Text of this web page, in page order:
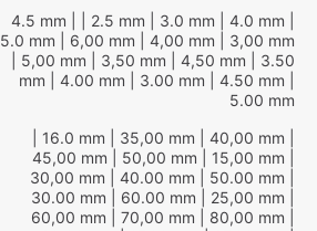
4.5 mm | 2.5 mm | 3.0 mm | 4.0 mm
5.0 mm | 6,00 mm | 4,00 mm | 3,00 mm
| 5,00 mm | 3,50 mm | 4,50 mm | 3.50
mm | 4.00 mm | 3.00 mm | 4.50 mm
5.00 mm
| 16.0 mm | 35,00 mm | 40,00 mm
45,00 mm | 50,00 mm | 15,00 mm
30,00 mm | 40.00 mm | 50.00 mm
30.00 mm | 60.00 mm | 25,00 mm
60,00 mm | 70,00 mm | 80,00 mm